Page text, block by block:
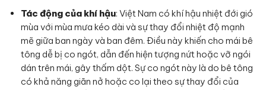
Tác động của khí hậu: Việt Nam có khí hậu nhiệt đới gió
mùa với mùa mưa kéo dài và sự thay đổi nhiệt độ mạnh
mẽ giữa ban ngày và ban đêm. Điều này khiến cho mái bê
tông dễ bị co ngót, dẫn đến hiện tượng nứt hoặc vỡ ngói
dán trên mái, gây thấm dột. Sự co ngót này là do bê tông
có khả năng giãn nở hoặc co lại theo sự thay đổi của